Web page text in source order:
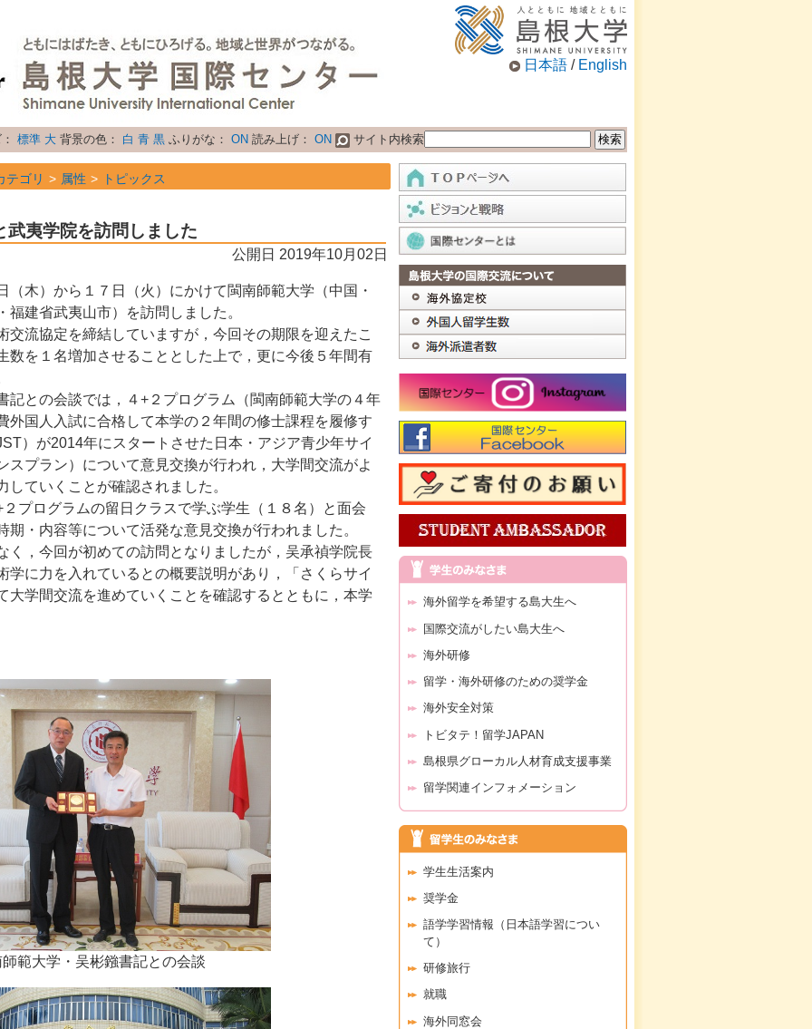
日本語 / English
標準 大 背景の色： 白 青 黒 ふりがな： ON 読み上げ： ON サイト内検索
テゴリ 属性 トピックス
武夷学院を訪問しました
公開日 2019年10月02日
木）から１７日（火）にかけて閩南師範大学（中国・
建省武夷山市）を訪問しました。
流協定を締結していますが，今回その期限を迎えたこ
数を１名増加させることとした上で，更に今後５年間有
との会談では，４+ ２プログラム（閩南師範大学の４年
外国人入試に合格して本学の２年間の修士課程を履修す
）が2014年にスタートさせた日本・アジア青少年サイ
スプラン）について意見交換が行われ，大学間交流がよ
ていくことが確認されました。
２プログラムの留日クラスで学ぶ学生（１８名）と面会
・内容等について活発な意見交換が行われました。
，今回が初めての訪問となりましたが，吴承禎学院長
学に力を入れているとの概要説明があり，「さくらサイ
大学間交流を進めていくことを確認するとともに，本学
範大学・吴彬鏹書記との会談
海外留学を希望する島大生へ
国際交流がしたい島大生へ
海外研修
留学・海外研修のための奨学金
海外安全対策
トビタテ！留学JAPAN
島根県グローカル人材育成支援事業
留学関連インフォメーション
学生生活案内
奨学金
語学学習情報（日本語学習につい
て）
研修旅行
就職
海外同窓会